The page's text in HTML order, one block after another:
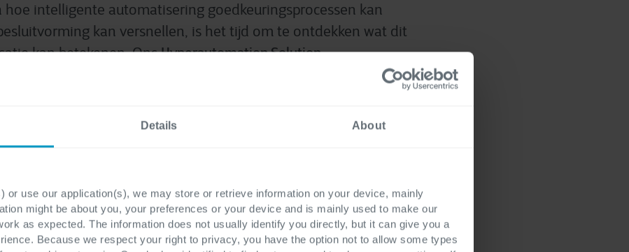
Details About
or use our application(s), we may store or retrieve information on your device, mainly
might be about you, your preferences or your device and is mainly used to make our
as expected. The information does not usually identify you directly, but it can give you a
Because we respect your right to privacy, you have the option not to allow some types
hoe intelligente automatisering goedkeuringsprocessen kan
kan versnellen, is het tijd om te ontdekken wat dit
kan betekenen. OnsHyperautomation Solution
je om inefficiënties in je huidige workflows bloot te leggen, je
op te schalen binnen je organisatie.
Start vandaag nog je
Aflevering 3 van Zero to Hyperautomation!
we je zien hoe je een slimme app bouwt met Power Apps en AI Builder,